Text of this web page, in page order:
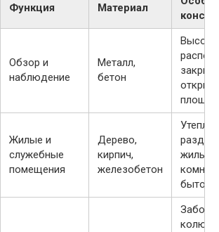
Функция Материал
Обзор и
наблюдение
Металл,
бетон
Жилые и
служебные
помещения
Дерево,
кирпич,
железобетон
жилые